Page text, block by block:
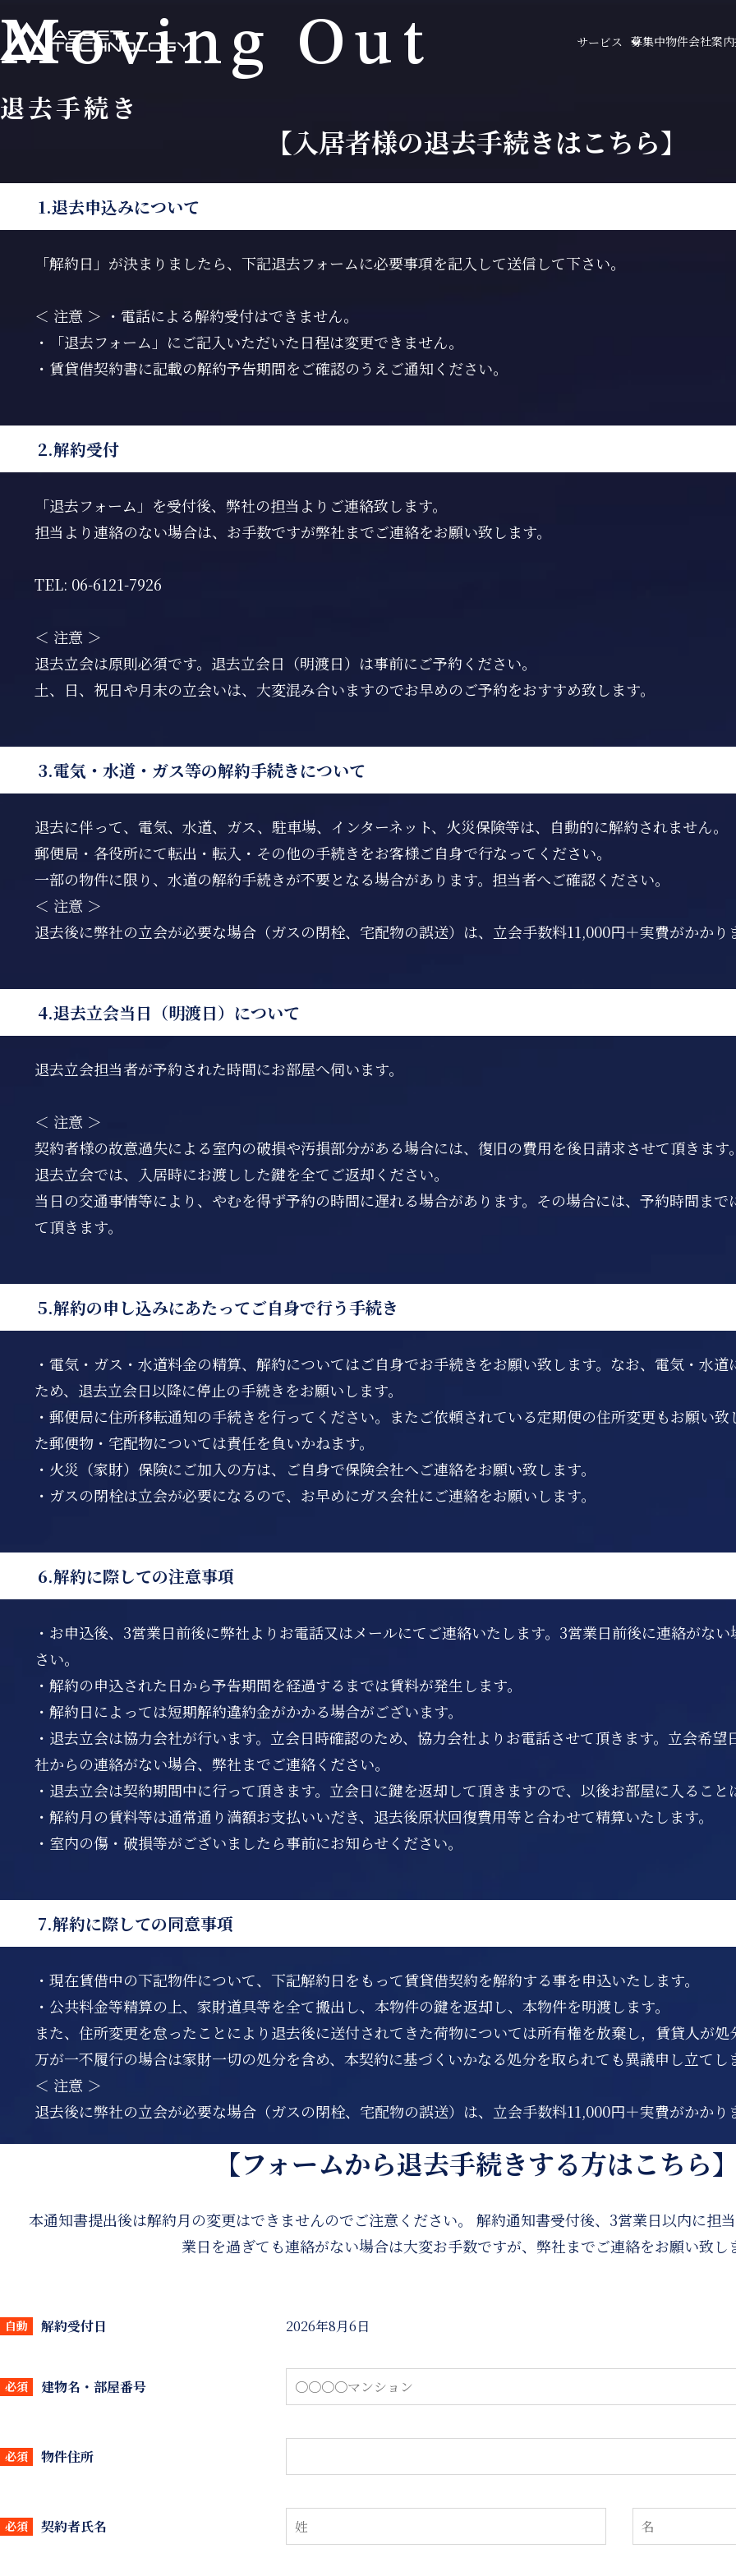
サービス 募集中物件会社案内
Moving Out
退去手続き
【入居者様の退去手続きはこちら】
1.退去申込みについて
「解約日」が決まりましたら、下記退去フォームに必要事項を記入して送信して下さい。
＜ 注意 ＞ ・電話による解約受付はできません。
・「退去フォーム」にご記入いただいた日程は変更できません。
・賃貸借契約書に記載の解約予告期間をご確認のうえご通知ください。
2.解約受付
「退去フォーム」を受付後、弊社の担当よりご連絡致します。
担当より連絡のない場合は、お手数ですが弊社までご連絡をお願い致します。
TEL: 06-6121-7926
＜ 注意 ＞
退去立会は原則必須です。退去立会日（明渡日）は事前にご予約ください。
土、日、祝日や月末の立会いは、大変混み合いますのでお早めのご予約をおすすめ致します。
3.電気・水道・ガス等の解約手続きについて
退去に伴って、電気、水道、ガス、駐車場、インターネット、火災保険等は、自動的に解約されません。
郵便局・各役所にて転出・転入・その他の手続きをお客様ご自身で行なってください。
一部の物件に限り、水道の解約手続きが不要となる場合があります。担当者へご確認ください。
＜ 注意 ＞
退去後に弊社の立会が必要な場合（ガスの閉栓、宅配物の誤送）は、立会手数料11,000円＋実費がかかり
4.退去立会当日（明渡日）について
退去立会担当者が予約された時間にお部屋へ伺います。
＜ 注意 ＞
契約者様の故意過失による室内の破損や汚損部分がある場合には、復旧の費用を後日請求させて頂きます
退去立会では、入居時にお渡しした鍵を全てご返却ください。
当日の交通事情等により、やむを得ず予約の時間に遅れる場合があります。その場合には、予約時間ま
て頂きます。
5.解約の申し込みにあたってご自身で行う手続き
・電気・ガス・水道料金の精算、解約についてはご自身でお手続きをお願い致します。なお、電気・水
ため、退去立会日以降に停止の手続きをお願いします。
・郵便局に住所移転通知の手続きを行ってください。またご依頼されている定期便の住所変更もお願い
た郵便物・宅配物については責任を負いかねます。
・火災（家財）保険にご加入の方は、ご自身で保険会社へご連絡をお願い致します。
・ガスの閉栓は立会が必要になるので、お早めにガス会社にご連絡をお願いします。
6.解約に際しての注意事項
・お申込後、3営業日前後に弊社よりお電話又はメールにてご連絡いたします。3営業日前後に連絡がな
さい。
・解約の申込された日から予告期間を経過するまでは賃料が発生します。
・解約日によっては短期解約違約金がかかる場合がございます。
・退去立会は協力会社が行います。立会日時確認のため、協力会社よりお電話させて頂きます。立会希望
社からの連絡がない場合、弊社までご連絡ください。
・退去立会は契約期間中に行って頂きます。立会日に鍵を返却して頂きますので、以後お部屋に入るこ
・解約月の賃料等は通常通り満額お支払いいだき、退去後原状回復費用等と合わせて精算いたします。
・室内の傷・破損等がございましたら事前にお知らせください。
7.解約に際しての同意事項
・現在賃借中の下記物件について、下記解約日をもって賃貸借契約を解約する事を申込いたします。
・公共料金等精算の上、家財道具等を全て搬出し、本物件の鍵を返却し、本物件を明渡します。
また、住所変更を怠ったことにより退去後に送付されてきた荷物については所有権を放棄し，賃貸人が
万が一不履行の場合は家財一切の処分を含め、本契約に基づくいかなる処分を取られても異議申し立てし
＜ 注意 ＞
退去後に弊社の立会が必要な場合（ガスの閉栓、宅配物の誤送）は、立会手数料11,000円＋実費がかかり
【フォームから退去手続きする方はこちら
本通知書提出後は解約月の変更はできませんのでご注意ください。 解約通知書受付後、3営業日以内に担
業日を過ぎても連絡がない場合は大変お手数ですが、弊社までご連絡をお願い致し
自動 解約受付日 2026年8月6日
必須 建物名・部屋番号
必須 物件住所
必須 契約者氏名